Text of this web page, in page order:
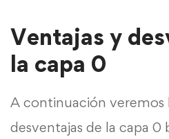
Ventajas y
la capa 0
A continuación veremos
desventajas de la capa 0